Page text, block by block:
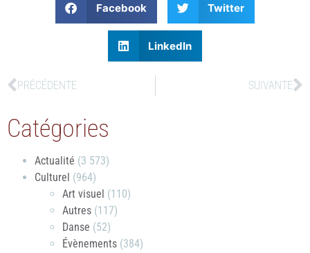
Facebook Twitter
LinkedIn
PRÉCÉDENTE SUIVANTE
Catégories
Actualité (3 573)
Culturel (964)
Art visuel (110)
Autres (117)
Danse (52)
Évènements (384)